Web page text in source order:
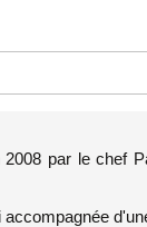
par le chef